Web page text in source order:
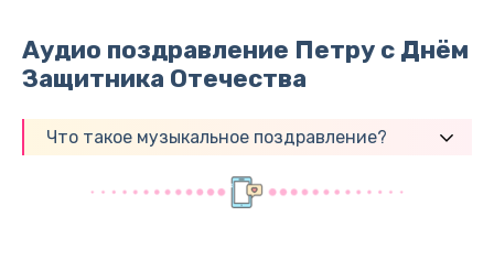
Аудио поздравление Петру с Днём
Защитника Отечества
Что такое музыкальное поздравление?